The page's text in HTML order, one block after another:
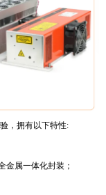
，拥有以下特性:
金属一体化封装；